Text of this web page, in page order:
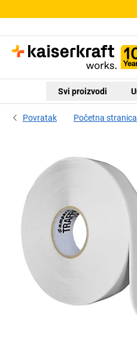
Svi proizvodi
Povratak Početna stranica